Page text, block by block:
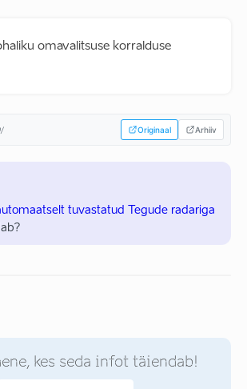
omavalitsuse korralduse
Originaal Arhiiv
tuvastatud Tegude radariga
kes seda infot täiendab!